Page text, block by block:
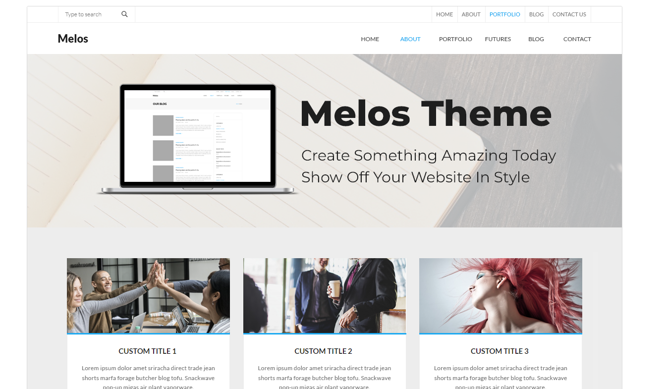
תצוגה מקדימההורדה
תבנית בת שלMelos
.
עודכן לאחרונה
התקנות פעילות
גרסת וורדפרס
גרסת PHP